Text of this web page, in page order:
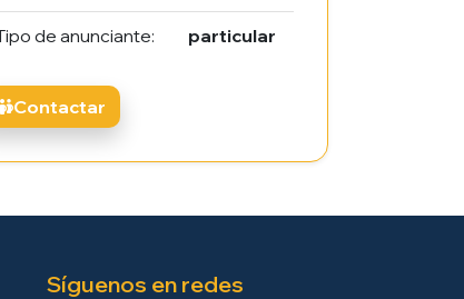
de anunciante: particular
Contactar
Síguenos en redes